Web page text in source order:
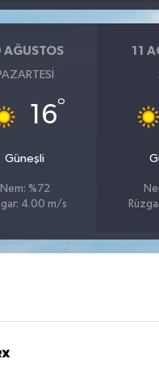
AĞUSTOS
16°
Güneşli
Nem: %72
4.00 m/s
11